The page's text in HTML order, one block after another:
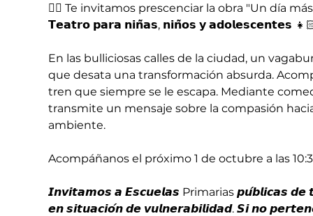
👉🏼 Te invitamos prescenciar la obra "Un día
𝗧𝗲𝗮𝘁𝗿𝗼 𝗽𝗮𝗿𝗮 𝗻𝗶𝗻̃𝗮𝘀, 𝗻𝗶𝗻̃𝗼𝘀 𝘆 𝗮𝗱𝗼𝗹𝗲𝘀𝗰𝗲𝗻𝘁𝗲𝘀
En las bulliciosas calles de la ciudad, un
que desata una transformación absurda.
tren que siempre se le escapa. Mediante
transmite un mensaje sobre la compasión
ambiente.
Acompáñanos el próximo 1 de octubre a las
𝙄𝙣𝙫𝙞𝙩𝙖𝙢𝙤𝙨 𝙖 𝙀𝙨𝙘𝙪𝙚𝙡𝙖𝙨 Primarias 𝙥𝙪́𝙗𝙡𝙞𝙘𝙖𝙨 𝙙𝙚
𝙚𝙣 𝙨𝙞𝙩𝙪𝙖𝙘𝙞𝙤́𝙣 𝙙𝙚 𝙫𝙪𝙡𝙣𝙚𝙧𝙖𝙗𝙞𝙡𝙞𝙙𝙖𝙙. 𝙎𝙞 𝙣𝙤